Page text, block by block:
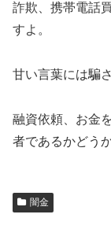
詐欺、携帯電話
すよ。
甘い言葉には騙
融資依頼、お金
者であるかどう
闇金